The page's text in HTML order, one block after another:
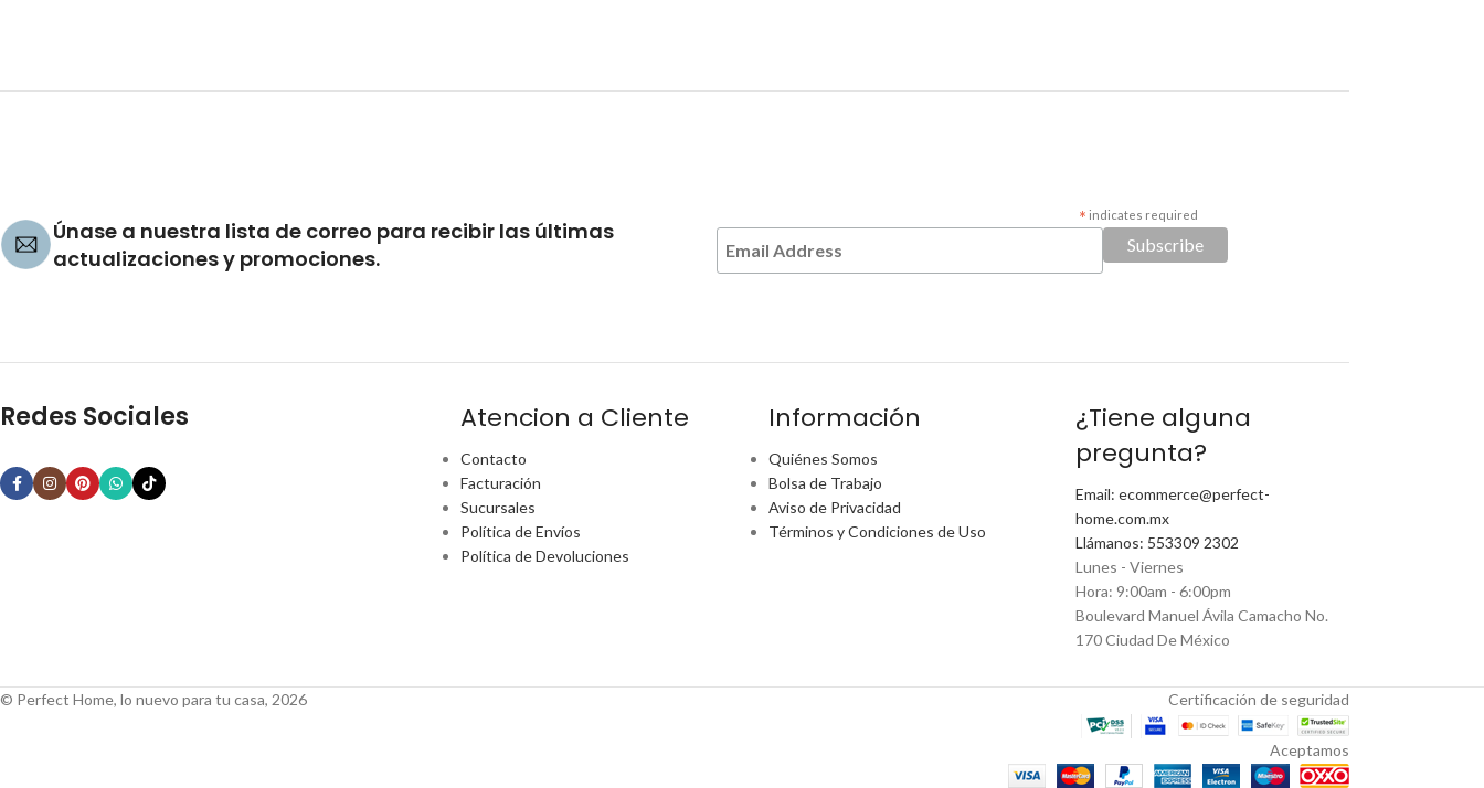
Únase a nuestra lista de correo para recibir las últimas
actualizaciones y promociones.
* indicates required
Redes Sociales Atencion a Cliente
Contacto
Facturación
Sucursales
Política de Envíos
Política de Devoluciones
Información
Quiénes Somos
Bolsa de Trabajo
Aviso de Privacidad
Términos y Condiciones de Uso
¿Tiene alguna
pregunta?
Email: ecommerce@perfect-
home.com.mx
Llámanos: 553309 2302
Lunes - Viernes
Hora: 9:00am - 6:00pm
Boulevard Manuel Ávila Camacho No.
170 Ciudad De México
© Perfect Home, lo nuevo para tu casa, 2026 Certificación de seguridad
Aceptamos